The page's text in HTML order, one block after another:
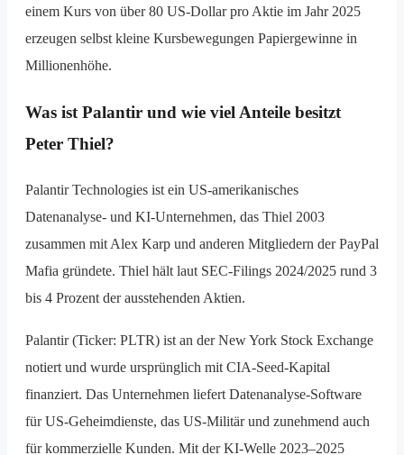
einem Kurs von über 80 US-Dollar pro Aktie im Jahr 2025
erzeugen selbst kleine Kursbewegungen Papiergewinne in
Millionenhöhe.
Was ist Palantir und wie viel Anteile besitzt
Peter Thiel?
Palantir Technologies ist ein US-amerikanisches
Datenanalyse- und KI-Unternehmen, das Thiel 2003
zusammen mit Alex Karp und anderen Mitgliedern der PayPal
Mafia gründete. Thiel hält laut SEC-Filings 2024/2025 rund 3
bis 4 Prozent der ausstehenden Aktien.
Palantir (Ticker: PLTR) ist an der New York Stock Exchange
notiert und wurde ursprünglich mit CIA-Seed-Kapital
finanziert. Das Unternehmen liefert Datenanalyse-Software
für US-Geheimdienste, das US-Militär und zunehmend auch
für kommerzielle Kunden. Mit der KI-Welle 2023–2025